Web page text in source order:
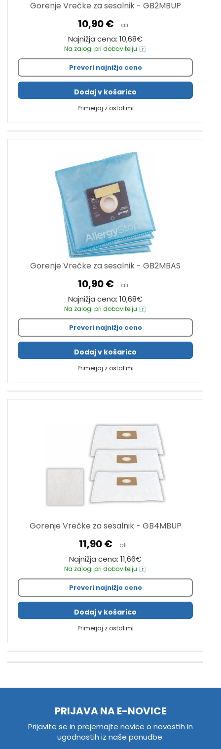
Gorenje Vrečke za sesalnik - GB2MBUP
10,90 € ali
Najnižja cena: 10,68€
Na zalogi pri dobavitelju
Preveri najnižjo ceno
Dodaj v košarico
Primerjaj z ostalimi
Gorenje Vrečke za sesalnik - GB2MBAS
10,90 € ali
Najnižja cena: 10,68€
Na zalogi pri dobavitelju
Preveri najnižjo ceno
Dodaj v košarico
Primerjaj z ostalimi
Gorenje Vrečke za sesalnik - GB4MBUP
11,90 € ali
Najnižja cena: 11,66€
Na zalogi pri dobavitelju
Preveri najnižjo ceno
Dodaj v košarico
Primerjaj z ostalimi
PRIJAVA NA E-NOVICE
Prijavite se in prejemajte novice o novostih in
ugodnostih iz naše ponudbe.